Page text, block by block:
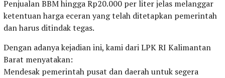
Penjualan BBM hingga Rp20.000 per liter jelas melanggar
ketentuan harga eceran yang telah ditetapkan pemerintah
dan harus ditindak tegas.
Dengan adanya kejadian ini, kami dari LPK RI Kalimantan
Barat menyatakan:
Mendesak pemerintah pusat dan daerah untuk segera